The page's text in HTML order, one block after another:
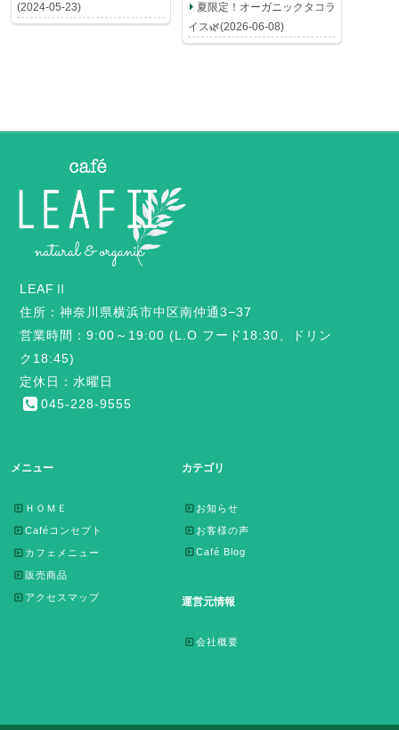
(2024-05-23)
夏限定！オーガニックタコラ
イス🌿(2026-06-08)
LEAFⅡ
住所：神奈川県横浜市中区南仲通3−37
営業時間：9:00～19:00 (L.O フード18:30、ドリン
ク18:45)
定休日：水曜日
045-228-9555
メニュー
ＨＯＭＥ
Caféコンセプト
カフェメニュー
販売商品
アクセスマップ
カテゴリ
お知らせ
お客様の声
Café Blog
運営元情報
会社概要